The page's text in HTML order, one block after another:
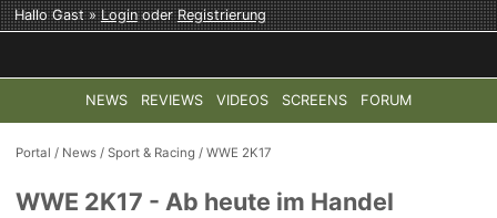
Hallo Gast »LoginoderRegistrierung
NEWS REVIEWS VIDEOS SCREENS FORUM
TOP-THEMEN: COD: MODERN WARFARE 4 HALO:
Portal / News /Sport & Racing /WWE 2K17
WWE 2K17 - Ab heute im Handel